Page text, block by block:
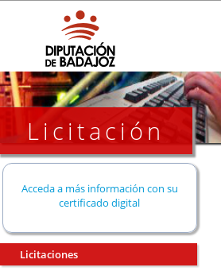
Licitación
Acceda a más información con su
certificado digital
Licitaciones